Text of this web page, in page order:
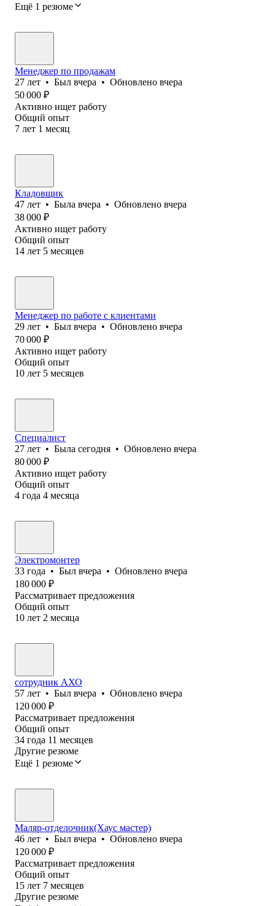
Ещё 1 резюме
Менеджер по продажам
27 лет • Был вчера • Обновлено вчера
50 000 ₽
Активно ищет работу
Общий опыт
7 лет 1 месяц
Кладовщик
47 лет • Была вчера • Обновлено вчера
38 000 ₽
Активно ищет работу
Общий опыт
14 лет 5 месяцев
Менеджер по работе с клиентами
29 лет • Был вчера • Обновлено вчера
70 000 ₽
Активно ищет работу
Общий опыт
10 лет 5 месяцев
Специалист
27 лет • Была сегодня • Обновлено вчера
80 000 ₽
Активно ищет работу
Общий опыт
4 года 4 месяца
Электромонтер
33 года • Был вчера • Обновлено вчера
180 000 ₽
Рассматривает предложения
Общий опыт
10 лет 2 месяца
сотрудник АХО
57 лет • Был вчера • Обновлено вчера
120 000 ₽
Рассматривает предложения
Общий опыт
34 года 11 месяцев
Другие резюме
Ещё 1 резюме
Маляр-отделочник(Хаус мастер)
46 лет • Был вчера • Обновлено вчера
120 000 ₽
Рассматривает предложения
Общий опыт
15 лет 7 месяцев
Другие резюме